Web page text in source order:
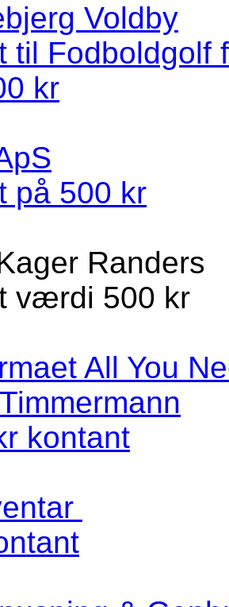
Voldby
til Fodboldgolf
kr
på 500 kr
Randers
værdi 500 kr
All You
kontant